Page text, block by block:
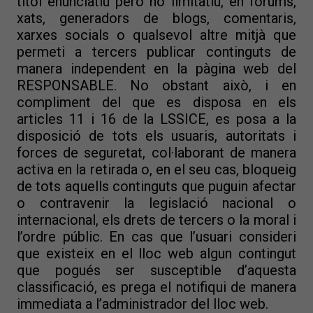
xats, generadors de blogs, comentaris,
xarxes socials o qualsevol altre mitjà que
permeti a tercers publicar continguts de
manera independent en la pàgina web del
RESPONSABLE. No obstant això, i en
compliment del que es disposa en els
articles 11 i 16 de la LSSICE, es posa a la
disposició de tots els usuaris, autoritats i
forces de seguretat, col·laborant de manera
activa en la retirada o, en el seu cas, bloqueig
de tots aquells continguts que puguin afectar
o contravenir la legislació nacional o
internacional, els drets de tercers o la moral i
l’ordre públic. En cas que l’usuari consideri
que existeix en el lloc web algun contingut
que pogués ser susceptible d’aquesta
classificació, es prega el notifiqui de manera
immediata a l’administrador del lloc web.